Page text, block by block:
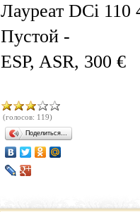
Лауреат DCi 110
Пустой -
ESP, ASR, 300 €
(голосов: 119)
Поделиться…